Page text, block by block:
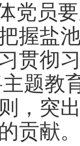
党员
握盐
贯彻
题教
，突
贡献